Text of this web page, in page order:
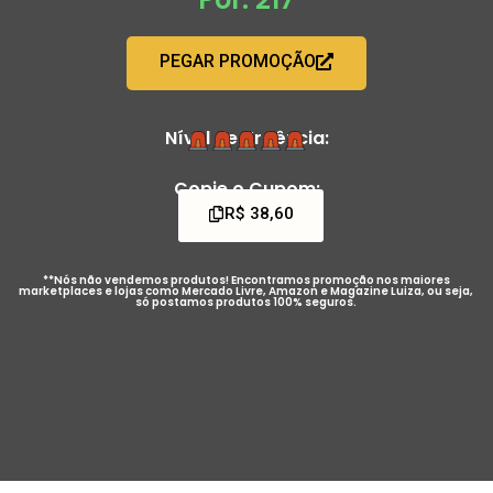
PEGAR PROMOÇÃO
Nível de Urgência:
Copie o Cupom:
R$ 38,60
**Nós não vendemos produtos! Encontramos promoção nos maiores
marketplaces e lojas como Mercado Livre, Amazon e Magazine Luiza, ou seja,
só postamos produtos 100% seguros.